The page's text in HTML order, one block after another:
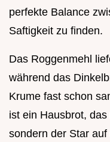
perfekte Balance
Saftigkeit zu finden.
Das Roggenmehl
während das
Krume fast schon
ist ein Hausbrot,
sondern der Star